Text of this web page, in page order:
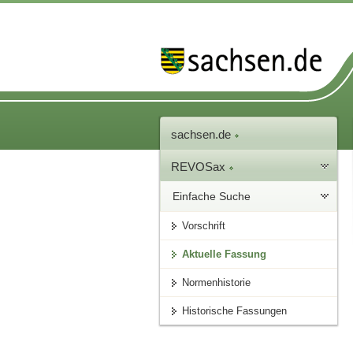
sachsen.de
REVOSax
Einfache Suche
Vorschrift
Aktuelle Fassung
Normenhistorie
Historische Fassungen